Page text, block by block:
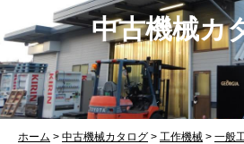
中古機械カ
ホーム > 中古機械カタログ > 工作機械 > 一般